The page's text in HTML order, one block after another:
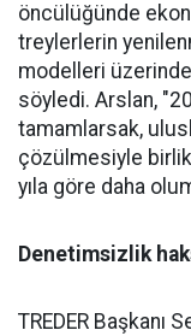
öncülüğünde
treylerlerin
modelleri üzerinde
söyledi. Ars­lan,
tamamlarsak,
çözülmesiyle
yıla göre daha
Denetimsizlik
TREDER Başkanı